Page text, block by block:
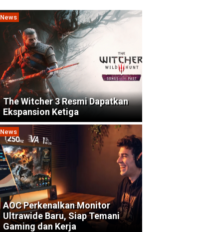
News
The Witcher 3 Resmi Dapatkan
Ekspansion Ketiga
News
AOC Perkenalkan Monitor
Ultrawide Baru, Siap Temani
Gaming dan Kerja